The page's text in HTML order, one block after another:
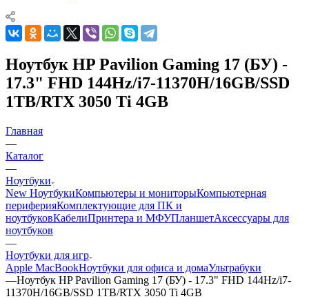
Ноутбук HP Pavilion Gaming 17 (БУ) -
17.3" FHD 144Hz/i7-11370H/16GB/SSD
1TB/RTX 3050 Ti 4GB
Главная
—
Каталог
—
Ноутбуки
New НоутбукиКомпьютеры и мониторыКомпьютерная
периферияКомплектующие для ПК и
ноутбуковКабелиПринтера и МФУПланшетАксессуары для
ноутбуков
—
Ноутбуки для игр
Apple MacBookНоутбуки для офиса и домаУльтрабуки
—Ноутбук HP Pavilion Gaming 17 (БУ) - 17.3" FHD 144Hz/i7-
11370H/16GB/SSD 1TB/RTX 3050 Ti 4GB